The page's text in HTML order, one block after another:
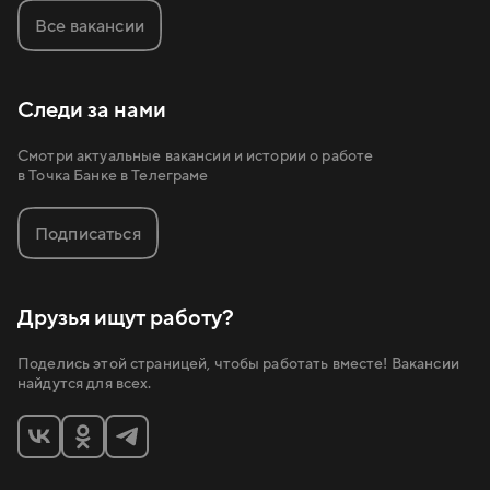
Все вакансии
Следи за нами
Смотри актуальные вакансии и истории о работе
в Точка Банке в Телеграме
Подписаться
Друзья ищут работу?
Поделись этой страницей, чтобы работать вместе! Вакансии
найдутся для всех.